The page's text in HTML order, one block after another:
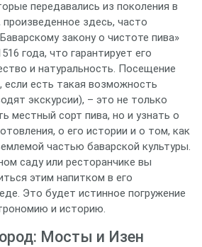
передавались из поколения в
здесь, часто
закону о чистоте пива»
года, что гарантирует его
и натуральность. Посещение
если есть такая возможность
экскурсии), – это не только
местный сорт пива, но и узнать о
о его истории и о том, как
частью баварской культуры.
саду или ресторанчике вы
этим напитком в его
Это будет истинное погружение
и историю.
Мосты и Изен